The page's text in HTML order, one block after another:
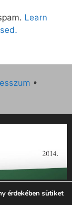
Learn
•
működésének
sz. támogatási
érdekében sütiket